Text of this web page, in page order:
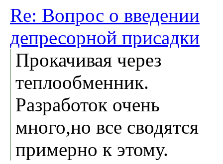
Re: Вопрос о введении
депресорной присадки
Прокачивая через
теплообменник.
Разработок очень
много,но все сводятся
примерно к этому.